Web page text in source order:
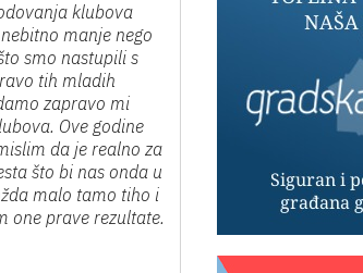
klubova
manje nego
smo nastupili s
tih mladih
zapravo mi
Ove godine
da je realno za
što bi nas onda u
malo tamo tiho i
one prave rezultate.